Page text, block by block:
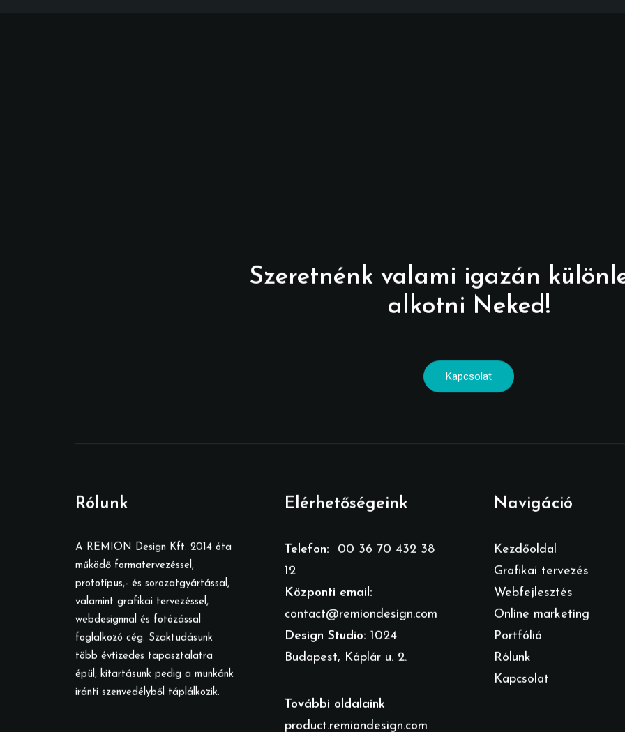
Szeretnénk valami igazán
alkotni Neked!
Kapcsolat
Rólunk
A REMION Design Kft. 2014 óta
működő formatervezéssel,
prototípus,- és sorozatgyártással,
valamint grafikai tervezéssel,
webdesignnal és fotózással
foglalkozó cég. Szaktudásunk
több évtizedes tapasztalatra
épül, kitartásunk pedig a munkánk
iránti szenvedélyből táplálkozik.
Elérhetőségeink
Telefon:
00 36 70 432 38
12
Központi email:
contact@remiondesign.com
Design Studio: 1024
Budapest, Káplár u. 2.
További oldalaink
product.remiondesign.com
Navigáció
Kezdőoldal
Grafikai tervezés
Webfejlesztés
Online marketing
Portfólió
Rólunk
Kapcsolat